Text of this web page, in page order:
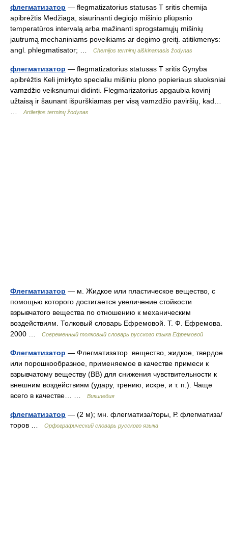
флегматизатор — flegmatizatorius statusas T sritis chemija
apibrėžtis Medžiaga, siaurinanti degiojo mišinio pliūpsnio
temperatūros intervalą arba mažinanti sprogstamųjų mišinių
jautrumą mechaniniams poveikiams ar degimo greitį. atitikmenys:
angl. phlegmatisator; …
Chemijos terminų aiškinamasis žodynas
флегматизатор — flegmatizatorius statusas T sritis Gynyba
apibrėžtis Keli įmirkyto specialiu mišiniu plono popieriaus sluoksniai
vamzdžio veiksnumui didinti. Flegmarizatorius apgaubia kovinį
užtaisą ir šaunant išpurškiamas per visą vamzdžio paviršių, kad…
Artilerijos terminų žodynas
Флегматизатор — м. Жидкое или пластическое вещество, с
помощью которого достигается увеличение стойкости
взрывчатого вещества по отношению к механическим
воздействиям. Толковый словарь Ефремовой. Т. Ф. Ефремова.
2000 …
Современный толковый словарь русского языка Ефремовой
Флегматизатор — Флегматизатор вещество, жидкое, твердое
или порошкообразное, применяемое в качестве примеси к
взрывчатому веществу (ВВ) для снижения чувствительности к
внешним воздействиям (удару, трению, искре, и т. п.). Чаще
всего в качестве… …
Википедия
флегматизатор — (2 м); мн. флегматиза/торы, Р. флегматиза/
торов …
Орфографический словарь русского языка